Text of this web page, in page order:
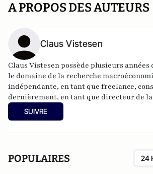
A PROPOS DES AUTEURS
Claus Vistesen
Claus Vistesen possède plusieurs années
le domaine de la recherche
indépendante, en tant que freelance,
dernièrement, en tant que directeur de
Variant Perception, Inc. Il est titulaire
économie et en finance de la Copenhagen
SUIVRE
POPULAIRES 24